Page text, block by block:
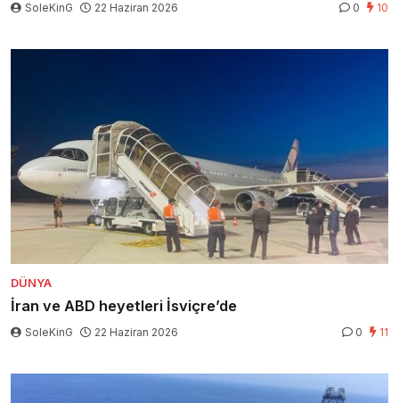
SoleKinG 22 Haziran 2026 0 10
DÜNYA
İran ve ABD heyetleri İsviçre’de
SoleKinG 22 Haziran 2026 0 11